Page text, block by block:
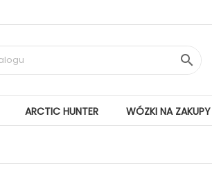

ARCTIC HUNTER WÓZKI NA ZAKUPY